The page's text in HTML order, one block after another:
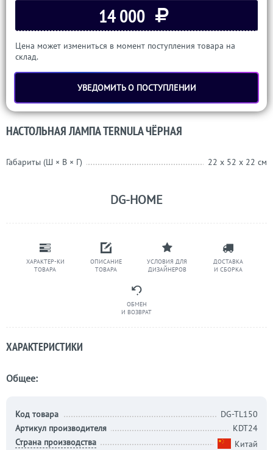
ХАРАКТЕР-КИ
ТОВАРА
ОПИСАНИЕ
ТОВАРА
УСЛОВИЯ ДЛЯ
ДИЗАЙНЕРОВ
ДОСТАВКА
И СБОРКА
ОБМЕН
И ВОЗВРАТ
14 000
Цена может измениться в момент поступления товара на
склад.
УВЕДОМИТЬ О ПОСТУПЛЕНИИ
НАСТОЛЬНАЯ ЛАМПА TERNULA ЧЁРНАЯ
Габариты (Ш × В × Г) 22 x 52 x 22 см
DG-HOME
ХАРАКТЕРИСТИКИ
Общее:
Код товара
DG-TL150
Артикул производителя
KDT24
Страна производства
Китай